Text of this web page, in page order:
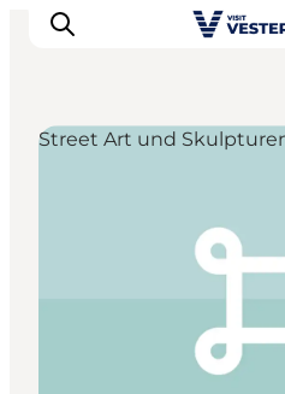
Unsere Städte
Essen &
Tickets kaufen
Plane deine Reise
Street Art und